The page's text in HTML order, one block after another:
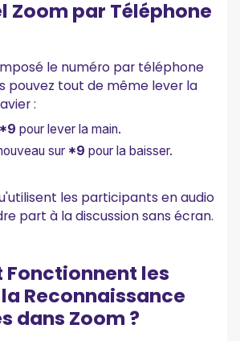
Zoom par Téléphone
le numéro par téléphone
pouvez tout de même lever la
:
*9 pour lever la main.
sur *9 pour la baisser.
les participants en audio
part à la discussion sans écran.
Fonctionnent les
Reconnaissance
dans Zoom ?